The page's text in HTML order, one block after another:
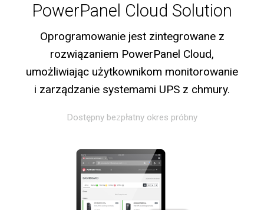
PowerPanel Cloud Solution
Oprogramowanie jest zintegrowane z
rozwiązaniem PowerPanel Cloud,
umożliwiając użytkownikom monitorowanie
i zarządzanie systemami UPS z chmury.
Dostępny bezpłatny okres próbny